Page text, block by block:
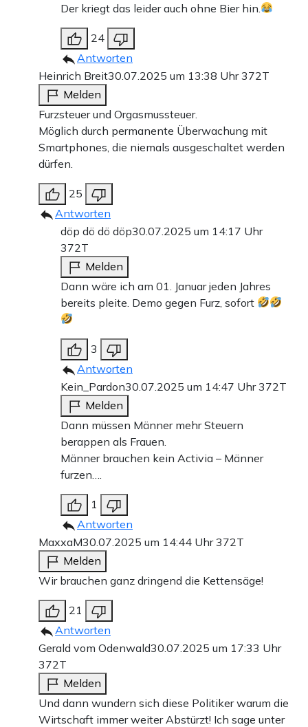
Der kriegt das leider auch ohne Bier hin.
24
Antworten
Heinrich Breit30.07.2025 um 13:38 Uhr372T
Melden
Furzsteuer und Orgasmussteuer.
Möglich durch permanente Überwachung mit
Smartphones, die niemals ausgeschaltet werden
dürfen.
25
Antworten
döp dö dö döp30.07.2025 um 14:17 Uhr
372T
Melden
Dann wäre ich am 01. Januar jeden Jahres
bereits pleite. Demo gegen Furz, sofort
3
Antworten
Kein_Pardon30.07.2025 um 14:47 Uhr372T
Melden
Dann müssen Männer mehr Steuern
berappen als Frauen.
Männer brauchen kein Activia – Männer
furzen….
1
Antworten
MaxxaM30.07.2025 um 14:44 Uhr372T
Melden
Wir brauchen ganz dringend die Kettensäge!
21
Antworten
Gerald vom Odenwald30.07.2025 um 17:33 Uhr
372T
Melden
Und dann wundern sich diese Politiker warum die
Wirtschaft immer weiter Abstürzt! Ich sage unter